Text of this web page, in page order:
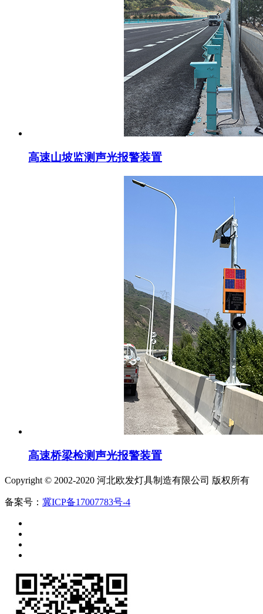
高速山坡监测声光报警装置
高速桥梁检测声光报警装置
Copyright © 2002-2020 河北欧发灯具制造有限公司 版权所有
备案号： 冀ICP备17007783号-4